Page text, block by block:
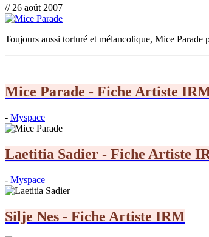
// 26 août 2007
Toujours aussi torturé et mélancolique, Mice Parade
Mice Parade - Fiche Artiste
- Myspace
Laetitia Sadier - Fiche Artiste
- Myspace
Silje Nes - Fiche Artiste IRM